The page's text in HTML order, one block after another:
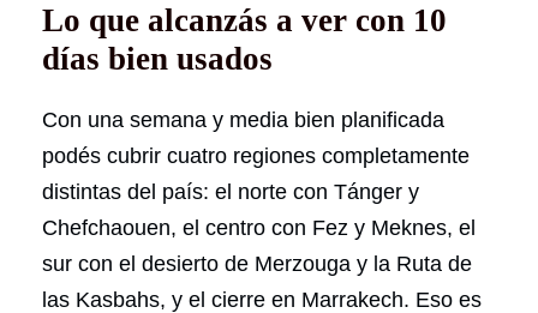
Lo que alcanzás a ver con 10
días bien usados
Con una semana y media bien planificada
podés cubrir cuatro regiones completamente
distintas del país: el norte con Tánger y
Chefchaouen, el centro con Fez y Meknes, el
sur con el desierto de Merzouga y la Ruta de
las Kasbahs, y el cierre en Marrakech. Eso es